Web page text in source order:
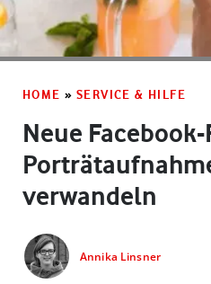
HOME » SERVICE & HILFE
Neue
verwandeln
Annika Linsner